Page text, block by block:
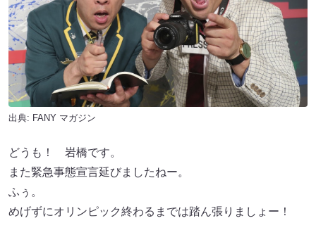
出典: FANY マガジン
どうも！ 岩橋です。
また緊急事態宣言延びましたねー。
ふぅ。
めげずにオリンピック終わるまでは踏ん張りましょー！